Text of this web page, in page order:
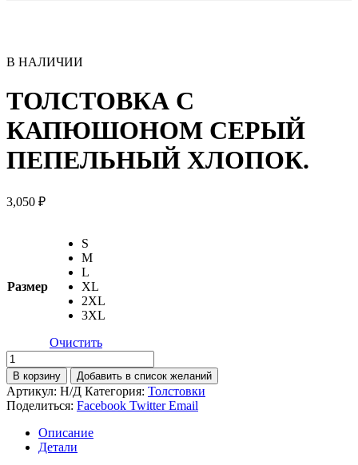
В НАЛИЧИИ
ТОЛСТОВКА С
КАПЮШОНОМ СЕРЫЙ
ПЕПЕЛЬНЫЙ ХЛОПОК.
3,050 ₽
Размер
S
M
L
XL
2XL
3XL
Очистить
Количество
товара
ТОЛСТОВКА
С
КАПЮШОНОМ
СЕРЫЙ
ПЕПЕЛЬНЫЙ
ХЛОПОК.
В корзину Добавить в список желаний
Артикул: Н/Д Категория: Толстовки
Поделиться: Facebook Twitter Email
Описание
Детали